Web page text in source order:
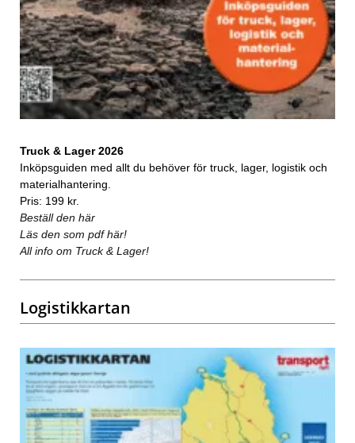
Truck & Lager 2026
Inköpsguiden med allt du behöver för truck, lager, logistik och
materialhantering.
Pris: 199 kr.
Beställ den här
Läs den som pdf här!
All info om Truck & Lager!
Logistikkartan